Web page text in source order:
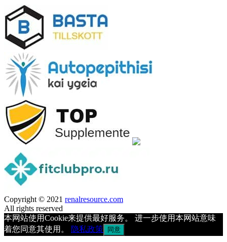
Copyright © 2021 renalresource.com
All rights reserved
本网站使用Cookie来提供最好服务。 进一步使用本网站意味
着您同意其使用。
隐私政策 同意